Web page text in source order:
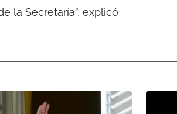
la Secretaría”, explicó